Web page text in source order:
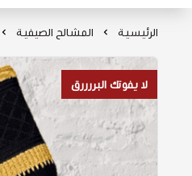
الرئيسية المشالح الصيفية
لا يفوتك البررررق